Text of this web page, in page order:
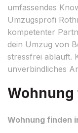
umfassendes
Umzugsprofi
kompetenter
dein Umzug von
stressfrei abläuft.
unverbindliches
Wohnung
Wohnung finden